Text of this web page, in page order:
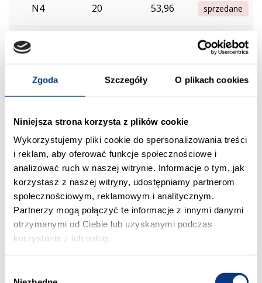
Zgoda Szczegóły O plikach cookies
Niniejsza strona korzysta z plików cookie
Wykorzystujemy pliki cookie do spersonalizowania treści
i reklam, aby oferować funkcje społecznościowe i
analizować ruch w naszej witrynie. Informacje o tym, jak
korzystasz z naszej witryny, udostępniamy partnerom
społecznościowym, reklamowym i analitycznym.
Partnerzy mogą połączyć te informacje z innymi danymi
otrzymanymi od Ciebie lub uzyskanymi podczas
korzystania z ich usług.
N4 20 53,96 sprzedane
sprzedane
N6 sprzedane
N2 20 53,96 wolne
N3 20 38,66 sprzedane
21 32,19 sprzedane
N5 21
sprzedane